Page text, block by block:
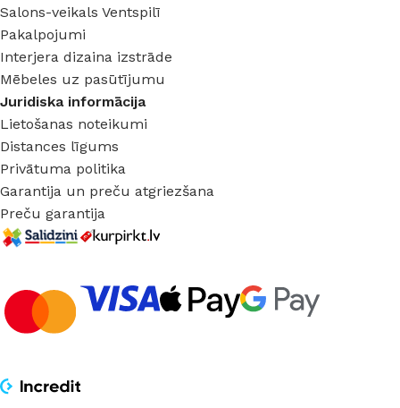
Salons-veikals Ventspilī
Pakalpojumi
Interjera dizaina izstrāde
Mēbeles uz pasūtījumu
Juridiska informācija
Lietošanas noteikumi
Distances līgums
Privātuma politika
Garantija un preču atgriezšana
Preču garantija